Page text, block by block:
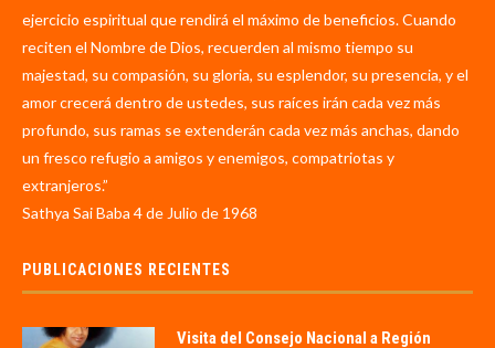
ejercicio espiritual que rendirá el máximo de beneficios. Cuando
reciten el Nombre de Dios, recuerden al mismo tiempo su
majestad, su compasión, su gloria, su esplendor, su presencia, y el
amor crecerá dentro de ustedes, sus raíces irán cada vez más
profundo, sus ramas se extenderán cada vez más anchas, dando
un fresco refugio a amigos y enemigos, compatriotas y
extranjeros.”
Sathya Sai Baba 4 de Julio de 1968
PUBLICACIONES RECIENTES
Visita del Consejo Nacional a Región